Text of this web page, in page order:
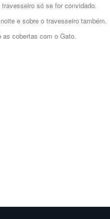
só se for convidado.
e sobre o travesseiro também.
cobertas com o Gato.